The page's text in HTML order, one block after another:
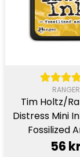
RANGER
Tim Holtz/
Distress Mini
Fossilized
56 kr